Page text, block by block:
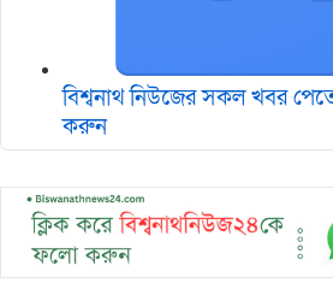
বিশ্বনাথ নিউজের সকল খবর
করুন